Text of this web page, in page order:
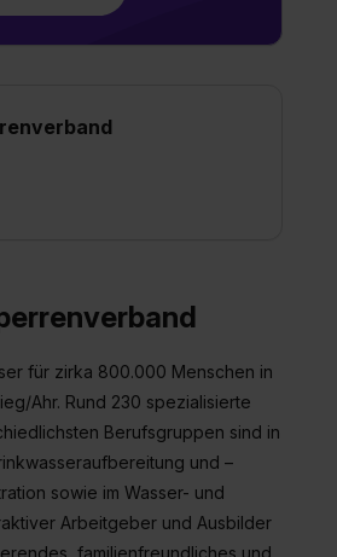
Daten in die USA (Art. 49 Abs. 1
USA verfügen über kein
ganz oder teilweise über unsere
unter dem Punkt „Datenschutz-
Weitere Informationen zu den
für zirka 800.000 Menschen in
Ahr. Rund 230 spezialisierte
Berufsgruppen sind in
und –
sowie im Wasser- und
Arbeitgeber und Ausbilder
familienfreundliches und